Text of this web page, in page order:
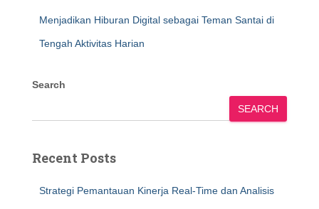
Menjadikan Hiburan Digital sebagai Teman Santai di
Tengah Aktivitas Harian
Search
SEARCH
Recent Posts
Strategi Pemantauan Kinerja Real-Time dan Analisis